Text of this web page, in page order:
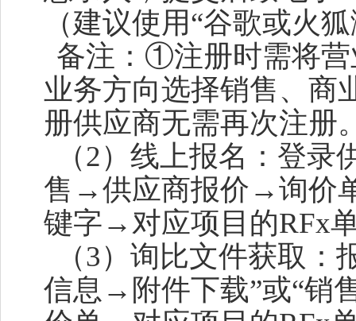
（建议使用“谷歌或火
备注： ①注册时需将
业务方向选择销售、
册供应商无需再次注册
（2）线上报名：登录
售→供应商报价→询价
键字→对应项目的RFx
（3）询比文件获取：
信息→附件下载”或“